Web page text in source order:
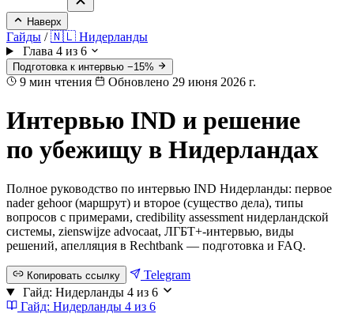
Наверх
Гайды / 🇳🇱 Нидерланды
Глава 4 из 6
Подготовка к интервью −15%
9 мин чтения Обновлено 29 июня 2026 г.
Интервью IND и решение
по убежищу в Нидерландах
Полное руководство по интервью IND Нидерланды: первое
nader gehoor (маршрут) и второе (существо дела), типы
вопросов с примерами, credibility assessment нидерландской
системы, zienswijze advocaat, ЛГБТ+-интервью, виды
решений, апелляция в Rechtbank — подготовка и FAQ.
Копировать ссылку
Telegram
Гайд: Нидерланды 4 из 6
Гайд: Нидерланды 4 из 6